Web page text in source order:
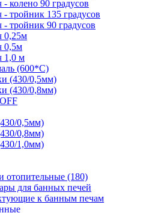
колено 90 градусов
тройник 135 градусов
тройник 90 градусов
0,25м
0,5м
1,0 м
(600*С)
(430/0,5мм)
(430/0,8мм)
0,5мм)
0,8мм)
1,0мм)
отопительные (180)
для банных печей
к банным печам